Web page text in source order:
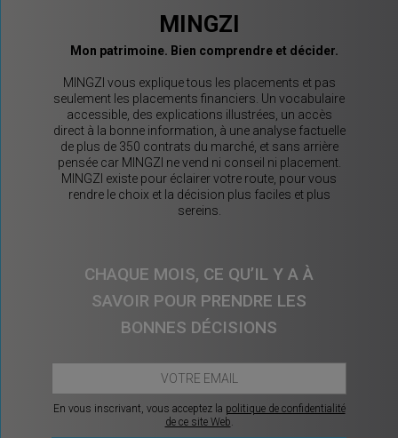
MINGZI
Mon patrimoine. Bien comprendre et décider.
MINGZI vous explique tous les placements et pas
seulement les placements financiers. Un vocabulaire
accessible, des explications illustrées, un accès
direct à la bonne information, à une analyse factuelle
de plus de 350 contrats du marché, et sans arrière
pensée car MINGZI ne vend ni conseil ni placement.
MINGZI existe pour éclairer votre route, pour vous
rendre le choix et la décision plus faciles et plus
sereins.
CHAQUE MOIS, CE QU’IL Y A À
SAVOIR POUR PRENDRE LES
BONNES DÉCISIONS
En vous inscrivant, vous acceptez la politique de confidentialité
de ce site Web.